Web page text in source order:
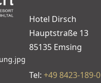
Hotel Dirsch
Hauptstraße 13
85135 Emsing
Tel: +49 8423-189-0